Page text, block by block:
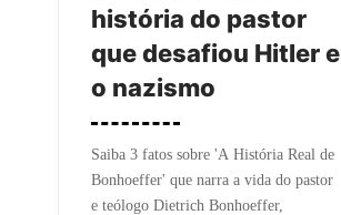
história do pastor
que desafiou Hitler e
o nazismo
Saiba 3 fatos sobre 'A História Real de
Bonhoeffer' que narra a vida do pastor
e teólogo Dietrich Bonhoeffer,